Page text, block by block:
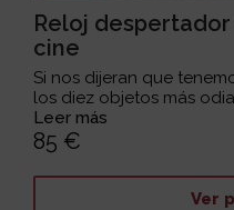
Reloj
cine
Si nos dijeran que
los diez objetos más
Leer más
85 €
Ver